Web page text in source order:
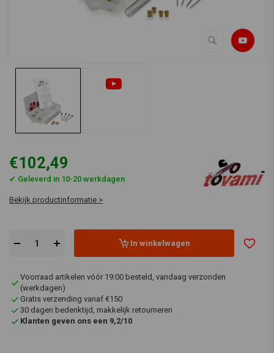
€102,49
✔ Geleverd in 10-20 werkdagen
Bekijk productinformatie >
In winkelwagen
Voorraad artikelen vóór 19:00 besteld, vandaag verzonden
(werkdagen)
Gratis verzending vanaf €150
30 dagen bedenktijd, makkelijk retourneren
Klanten geven ons een 9,2/10